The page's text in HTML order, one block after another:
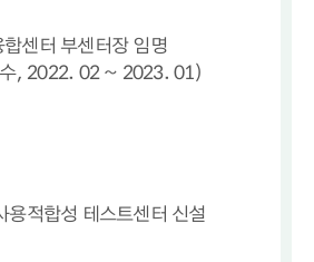
센터 부센터장 임명
, 2022. 02 ~ 2023. 01)
용적합성 테스트센터 신설